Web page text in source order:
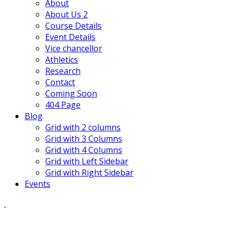
информации принадлежность персональных данных
конкретному Пользователю или иному субъекту
персональных данных.
2.6. Обработка персональных данных - любое
действие (операция) или совокупность действий
(операций), совершаемых с использованием средств
автоматизации или без использования таких средств
с персональными данными, включая сбор, запись,
систематизацию, накопление, хранение, уточнение
(обновление, изменение), извлечение,
использование, передачу (распространение,
предоставление, доступ), обезличивание,
блокирование, удаление, уничтожение персональных
данных.
2.7. Оператор - государственный орган,
лицо, самостоятельно или совместно с другими
About
About Us 2
Course Details
Event Details
Vice chancellor
Athletics
Research
Contact
Coming Soon
404 Page
Blog
Grid with 2 columns
Grid with 3 Columns
Grid with 4 Columns
Grid with Left Sidebar
Grid with Right Sidebar
Events